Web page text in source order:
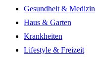
Gesundheit & Medizin
Haus & Garten
Krankheiten
Lifestyle & Freizeit